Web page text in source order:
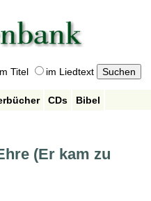
Titel im Liedtext
CDs
Bibel
(Er kam zu